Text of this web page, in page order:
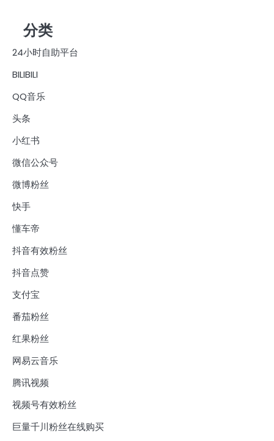
分类
24小时自助平台
BILIBILI
QQ音乐
头条
小红书
微信公众号
微博粉丝
快手
懂车帝
抖音有效粉丝
抖音点赞
支付宝
番茄粉丝
红果粉丝
网易云音乐
腾讯视频
视频号有效粉丝
巨量千川粉丝在线购买